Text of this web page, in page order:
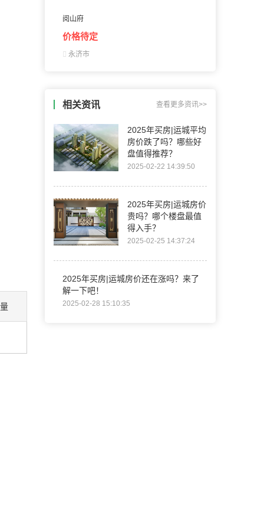
阅山府
价格待定
 永济市
相关资讯 查看更多资讯>>
2025年买房|运城平均
房价跌了吗？哪些好
盘值得推荐？
2025-02-22 14:39:50
2025年买房|运城房价
贵吗？哪个楼盘最值
得入手？
2025-02-25 14:37:24
2025年买房|运城房价还在涨吗？来了
解一下吧！
2025-02-28 15:10:35